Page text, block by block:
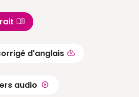
d'anglais
audio